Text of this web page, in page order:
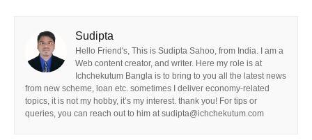
Sudipta
Hello Friend's, This is Sudipta Sahoo, from India. I am a
Web content creator, and writer. Here my role is at
Ichchekutum Bangla is to bring to you all the latest news
from new scheme, loan etc. sometimes I deliver economy-related
topics, it is not my hobby, it’s my interest. thank you! For tips or
queries, you can reach out to him at sudipta@ichchekutum.com